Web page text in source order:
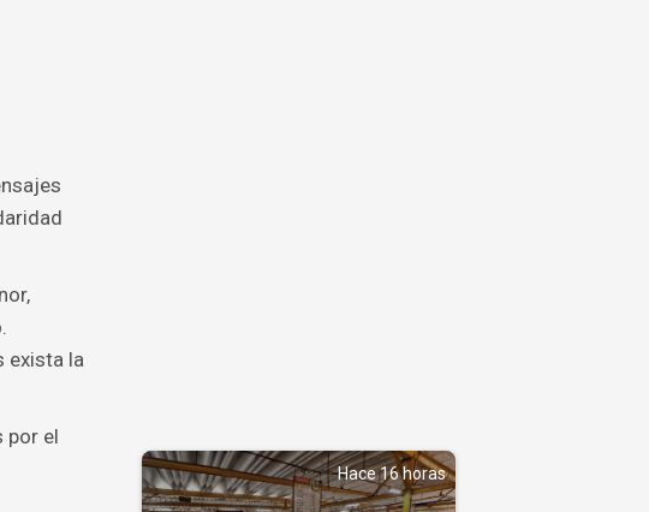
exista la
por el
Hace 16 horas